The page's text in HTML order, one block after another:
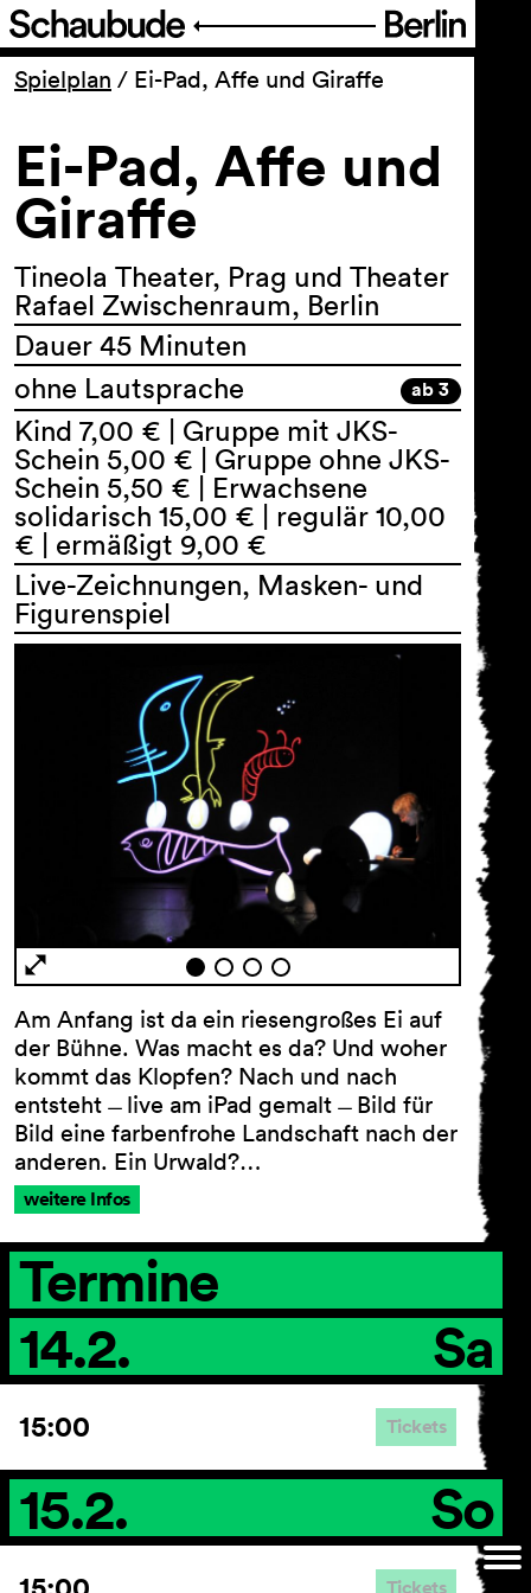
Programm
Ticket
Barrierefreiheit
Über uns
AGB
Impressum
Datenschutz
Barrierefreiheitserklärung
Spielplan / Ei-Pad, Affe und Giraffe
Ei-Pad, Affe und
Giraffe
Tineola Theater, Prag und Theater
Rafael Zwischenraum, Berlin
Dauer 45 Minuten
ohne Lautsprache
ab 3
Kind 7,00 € | Gruppe mit JKS-
Schein 5,00 € | Gruppe ohne JKS-
Schein 5,50 € | Erwachsene
solidarisch 15,00 € | regulär 10,00
€ | ermäßigt 9,00 €
Live-Zeichnungen, Masken- und
Figurenspiel
Am Anfang ist da ein riesengroßes Ei auf
der Bühne. Was macht es da? Und woher
kommt das Klopfen? Nach und nach
entsteht ̶ live am iPad gemalt ̶ Bild für
Bild eine farbenfrohe Landschaft nach der
anderen. Ein Urwald?…
weitere Infos
Termine
14.2.
Sa
15:00 Tickets
15.2. So